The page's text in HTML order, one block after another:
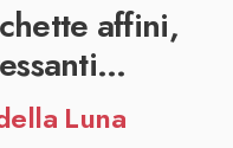
affini,
Luna